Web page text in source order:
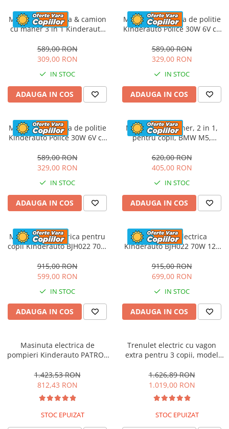
Masinuta electrica & camion
cu maner 3 in 1 Kinderauto
tapitat, music player
589,00 RON
309,00 RON
IN STOC
ADAUGA IN COS
Masinuta electrica de politie
Kinderauto Police 30W 6V cu
bluetooth, culoare Alb
589,00 RON
329,00 RON
IN STOC
ADAUGA IN COS
Masinuta electrica de politie
Kinderauto Police 30W 6V cu
bluetooth, culoare Rosu
589,00 RON
329,00 RON
IN STOC
ADAUGA IN COS
Masinuta cu maner, 2 in 1,
pentru copii, BMW M5,
620,00 RON
405,00 RON
IN STOC
ADAUGA IN COS
Motocicleta electrica pentru
copii Kinderauto BJH022 70W
915,00 RON
599,00 RON
IN STOC
ADAUGA IN COS
Motocicleta electrica
Kinderauto BJH022 70W 12V
culoare Rosie
915,00 RON
699,00 RON
IN STOC
ADAUGA IN COS
Masinuta electrica de
pompieri Kinderauto PATROL
1.423,53 RON
812,43 RON
STOC EPUIZAT
Trenulet electric cu vagon
extra pentru 3 copii, model
music player, albastru
1.626,89 RON
1.019,00 RON
STOC EPUIZAT